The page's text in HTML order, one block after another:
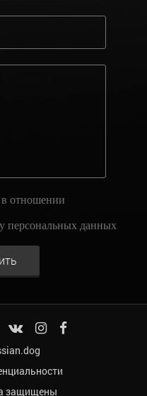
в отношении
персональных данных
защищены